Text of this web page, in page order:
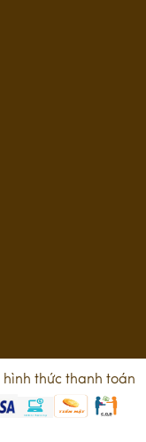
thức thanh toán